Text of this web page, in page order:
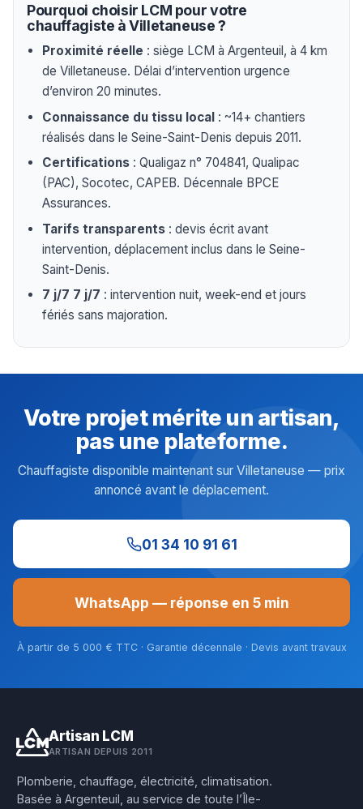
Pourquoi choisir LCM pour votre
chauffagiste à Villetaneuse ?
Proximité réelle : siège LCM à Argenteuil, à 4 km
de Villetaneuse. Délai d’intervention urgence
d’environ 20 minutes.
Connaissance du tissu local : ~14+ chantiers
réalisés dans le Seine-Saint-Denis depuis 2011.
Certifications : Qualigaz n° 704841, Qualipac
(PAC), Socotec, CAPEB. Décennale BPCE
Assurances.
Tarifs transparents : devis écrit avant
intervention, déplacement inclus dans le Seine-
Saint-Denis.
7 j/7 7 j/7 : intervention nuit, week-end et jours
fériés sans majoration.
Votre projet mérite un artisan,
pas une plateforme.
Chauffagiste disponible maintenant sur Villetaneuse — prix
annoncé avant le déplacement.
01 34 10 91 61
WhatsApp — réponse en 5 min
À partir de 5 000 € TTC · Garantie décennale · Devis avant travaux
Artisan LCM
ARTISAN DEPUIS 2011
Plomberie, chauffage, électricité, climatisation.
Basée à Argenteuil, au service de toute l’Île-